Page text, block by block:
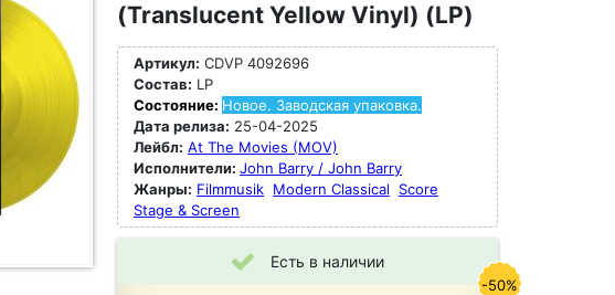
(Translucent Yellow Vinyl) (LP)
Артикул: CDVP 4092696
Состав: LP
Состояние: Новое. Заводская упаковка.
Дата релиза: 25-04-2025
Лейбл: At The Movies (MOV)
Исполнители: John Barry / John Barry
Жанры: Filmmusik Modern Classical
Score
Stage & Screen
Есть в наличии
-50%